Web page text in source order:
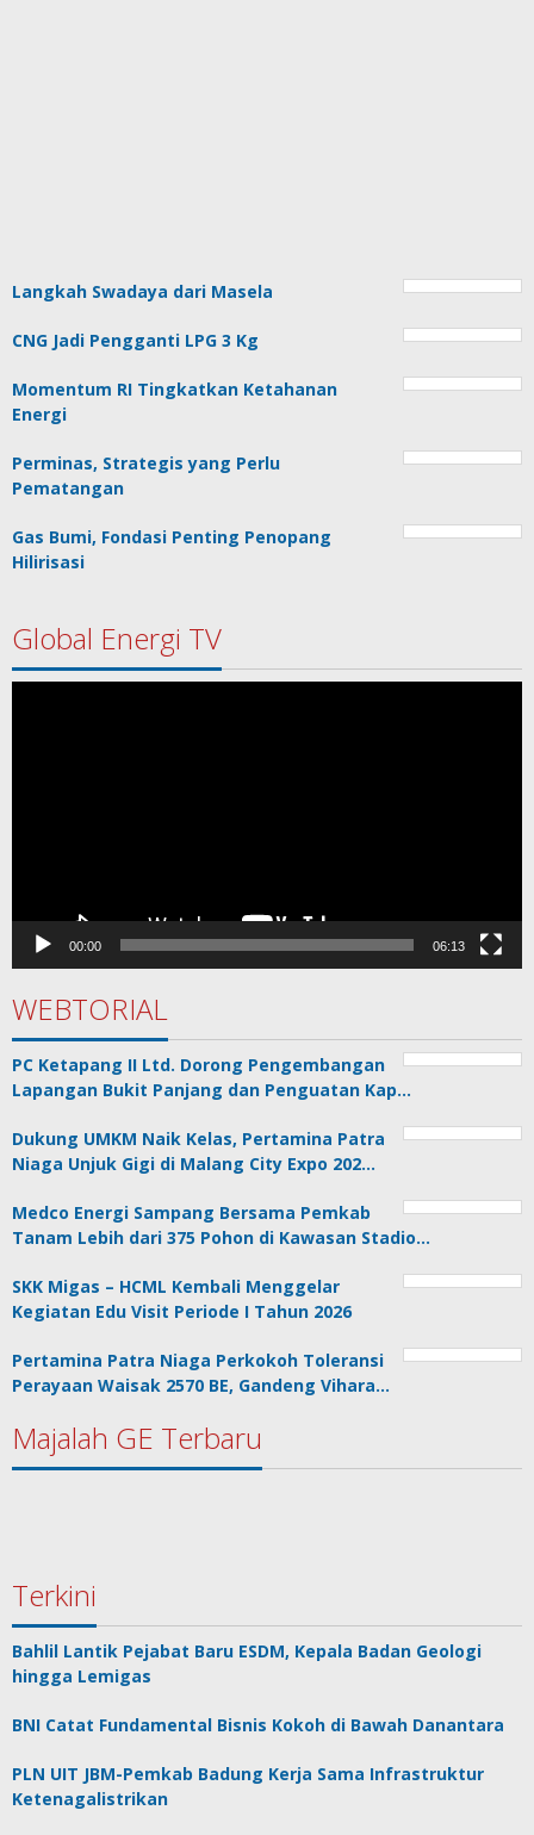
Langkah Swadaya dari Masela
CNG Jadi Pengganti LPG 3 Kg
Momentum RI Tingkatkan Ketahanan
Energi
Perminas, Strategis yang Perlu
Pematangan
Gas Bumi, Fondasi Penting Penopang
Hilirisasi
Global Energi TV
00:00 06:13
WEBTORIAL
PC Ketapang II Ltd. Dorong Pengembangan
Lapangan Bukit Panjang dan Penguatan Kap…
Dukung UMKM Naik Kelas, Pertamina Patra
Niaga Unjuk Gigi di Malang City Expo 202…
Medco Energi Sampang Bersama Pemkab
Tanam Lebih dari 375 Pohon di Kawasan Stadio…
SKK Migas – HCML Kembali Menggelar
Kegiatan Edu Visit Periode I Tahun 2026
Pertamina Patra Niaga Perkokoh Toleransi
Perayaan Waisak 2570 BE, Gandeng Vihara…
Majalah GE Terbaru
Terkini
Bahlil Lantik Pejabat Baru ESDM, Kepala Badan Geologi
hingga Lemigas
BNI Catat Fundamental Bisnis Kokoh di Bawah Danantara
PLN UIT JBM-Pemkab Badung Kerja Sama Infrastruktur
Ketenagalistrikan